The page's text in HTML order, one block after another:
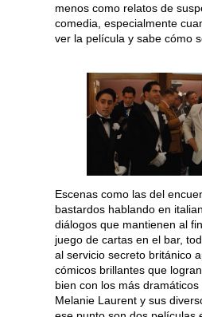
menos como relatos de
comedia, especialmente
ver la película y sabe cómo
Escenas como las del
bastardos hablando en
diálogos que mantienen al
juego de cartas en el bar,
al servicio secreto británico
cómicos brillantes que
bien con los más
Melanie Laurent y sus